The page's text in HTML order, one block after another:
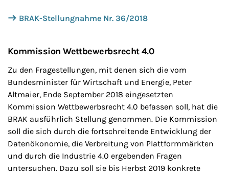
BRAK-Stellungnahme Nr. 36/2018
Kommission Wettbewerbsrecht 4.0
Zu den Fragestellungen, mit denen sich die vom
Bundesminister für Wirtschaft und Energie, Peter
Altmaier, Ende September 2018 eingesetzten
Kommission Wettbewerbsrecht 4.0 befassen soll, hat die
BRAK ausführlich Stellung genommen. Die Kommission
soll die sich durch die fortschreitende Entwicklung der
Datenökonomie, die Verbreitung von Plattformmärkten
und durch die Industrie 4.0 ergebenden Fragen
untersuchen. Dazu soll sie bis Herbst 2019 konkrete